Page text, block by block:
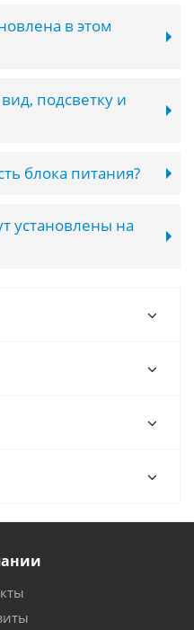
в этом
подсветку и
блока питания?
установлены на